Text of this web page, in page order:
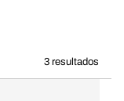
3 resultados